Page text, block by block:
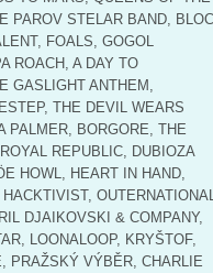
PAROV STELAR BAND, BLOC
FOALS, GOGOL
ROACH, A DAY TO
GASLIGHT ANTHEM,
THE DEVIL WEARS
PALMER, BORGORE, THE
REPUBLIC, DUBIOZA
HOWL, HEART IN HAND,
DJAIKOVSKI & COMPANY,
LOONALOOP, KRYŠTOF,
PRAŽSKÝ VÝBĚR, CHARLIE